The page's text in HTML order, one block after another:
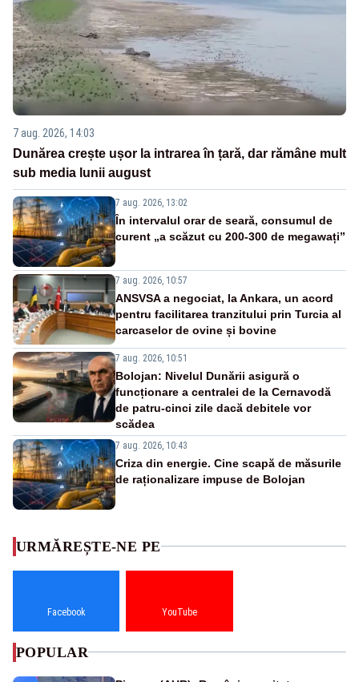
7 aug. 2026, 14:03
Dunărea crește ușor la intrarea în țară, dar rămâne mult
sub media lunii august
7 aug. 2026, 13:02
În intervalul orar de seară, consumul de
curent „a scăzut cu 200-300 de megawați”
7 aug. 2026, 10:57
ANSVSA a negociat, la Ankara, un acord
pentru facilitarea tranzitului prin Turcia al
carcaselor de ovine și bovine
7 aug. 2026, 10:51
Bolojan: Nivelul Dunării asigură o
funcționare a centralei de la Cernavodă
de patru-cinci zile dacă debitele vor
scădea
7 aug. 2026, 10:43
Criza din energie. Cine scapă de măsurile
de raționalizare impuse de Bolojan
URMĂREȘTE-NE PE
Facebook YouTube
POPULAR